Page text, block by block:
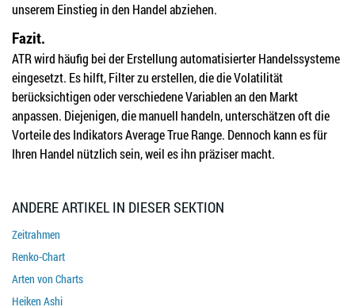
unserem Einstieg in den Handel abziehen.
Fazit.
ATR wird häufig bei der Erstellung automatisierter Handelssysteme
eingesetzt. Es hilft, Filter zu erstellen, die die Volatilität
berücksichtigen oder verschiedene Variablen an den Markt
anpassen. Diejenigen, die manuell handeln, unterschätzen oft die
Vorteile des Indikators Average True Range. Dennoch kann es für
Ihren Handel nützlich sein, weil es ihn präziser macht.
ANDERE ARTIKEL IN DIESER SEKTION
Zeitrahmen
Renko-Chart
Arten von Charts
Heiken Ashi